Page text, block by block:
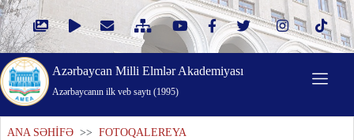
Azərbaycan Milli Elmlər Akademiyası
Azərbaycanın ilk veb saytı (1995)
ANA SƏHİFƏ >> FOTOQALEREYA